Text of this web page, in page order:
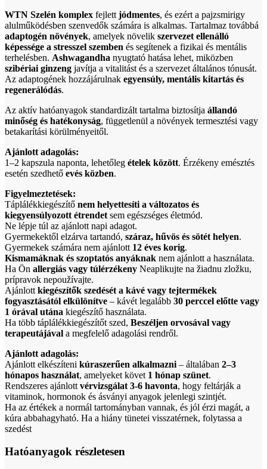
WTN Szelén komplex fejlett jódmentes, és ezért a pajzsmirigy
alulműködésben szenvedők számára is alkalmas. Tartalmaz továbbá
adaptogén növények, amelyek növelik szervezet ellenálló
képessége a stresszel szemben és segítenek a fizikai és mentális
terhelésben. Ashwagandha nyugtató hatása lehet, miközben
szibériai ginzeng javítja a vitalitást és a szervezet általános tónusát.
Az adaptogének hozzájárulnak egyensúly, mentális kitartás és
regenerálódás.
Az aktív hatóanyagok standardizált tartalma biztosítja állandó
minőség és hatékonyság, függetlenül a növények termesztési vagy
betakarítási körülményeitől.
Ajánlott adagolás:
1–2 kapszula naponta, lehetőleg ételek között. Érzékeny emésztés
esetén szedhető evés közben.
Figyelmeztetések:
Táplálékkiegészítő nem helyettesíti a változatos és
kiegyensúlyozott étrendet sem egészséges életmód.
Ne lépje túl az ajánlott napi adagot.
Gyermekektől elzárva tartandó, száraz, hűvös és sötét helyen.
Gyermekek számára nem ajánlott 12 éves korig.
Kismamáknak és szoptatós anyáknak nem ajánlott a használata.
Ha Ön allergiás vagy túlérzékeny Neaplikujte na žiadnu zložku,
prípravok nepoužívajte.
Ajánlott kiegészítők szedését a kávé vagy tejtermékek
fogyasztásától elkülönítve – kávét legalább 30 perccel előtte vagy
1 órával utána kiegészítő használata.
Ha több táplálékkiegészítőt szed, Beszéljen orvosával vagy
terapeutájával a megfelelő adagolási rendről.
Ajánlott adagolás:
Ajánlott elkészíteni kúraszerűen alkalmazni – általában 2–3
hónapos használat, amelyeket követ 1 hónap szünet.
Rendszeres ajánlott vérvizsgálat 3-6 havonta, hogy feltárják a
vitaminok, hormonok és ásványi anyagok jelenlegi szintjét.
Ha az értékek a normál tartományban vannak, és jól érzi magát, a
kúra abbahagyható. Ha a hiány tünetei visszatérnek, folytassa a
szedést
Hatóanyagok részletesen